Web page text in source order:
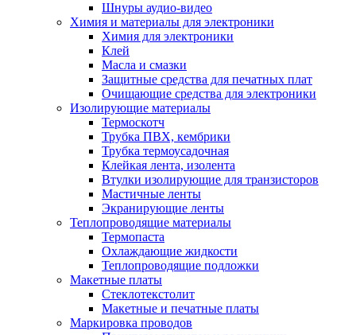
Шнуры аудио-видео
Химия и материалы для электроники
Химия для электроники
Клей
Масла и смазки
Защитные средства для печатных плат
Очищающие средства для электроники
Изолирующие материалы
Термоскотч
Трубка ПВХ, кембрики
Трубка термоусадочная
Клейкая лента, изолента
Втулки изолирующие для транзисторов
Мастичные ленты
Экранирующие ленты
Теплопроводящие материалы
Термопаста
Охлаждающие жидкости
Теплопроводящие подложки
Макетные платы
Стеклотекстолит
Макетные и печатные платы
Маркировка проводов